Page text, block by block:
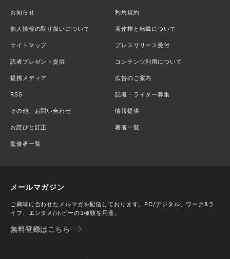
お知らせ 利用規約
個人情報の取り扱いについて 著作権と転載について
サイトマップ プレスリリース受付
読者プレゼント提供 コンテンツ利用について
提携メディア 広告のご案内
RSS 記者・ライター募集
その他、お問い合わせ 情報提供
お詫びと訂正 著者一覧
監修者一覧
メールマガジン
ご興味に合わせたメルマガを配信しております。PC/デジタル、ワーク&ラ
イフ、エンタメ/ホビーの3種類を用意。
無料登録はこちら